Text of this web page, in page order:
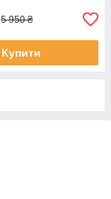
5 950 ₴
Купити